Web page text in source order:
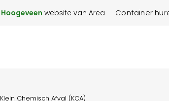
Hoogeveen website van Area Container
Klein Chemisch Afval (KCA)